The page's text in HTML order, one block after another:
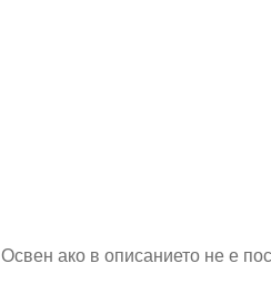
Освен ако в описанието не е